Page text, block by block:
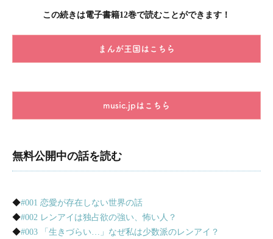
この続きは電子書籍12巻で読むことができます！
まんが王国はこちら
music.jpはこちら
無料公開中の話を読む
◆#001 恋愛が存在しない世界の話
◆#002 レンアイは独占欲の強い、怖い人？
◆#003 「生きづらい…」なぜ私は少数派のレンアイ？